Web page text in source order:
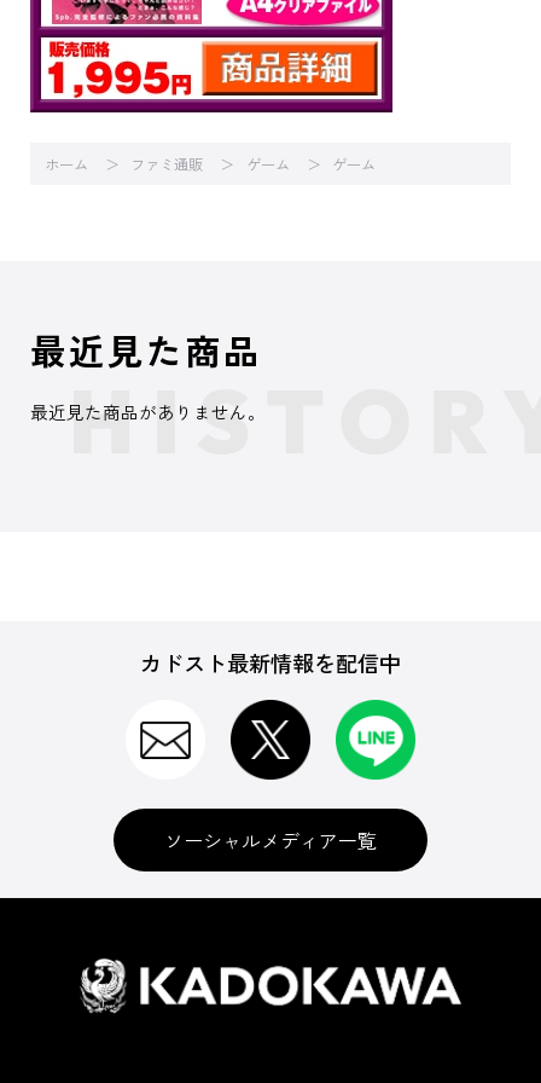
ホーム ファミ通販 ゲーム ゲーム
最近見た商品
最近見た商品がありません。
カドスト最新情報を配信中
ソーシャルメディア一覧